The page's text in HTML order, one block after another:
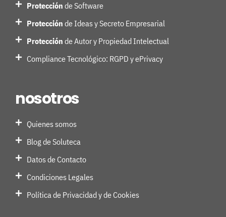
Protección de Software
Protección de Ideas y Secreto Empresarial
Protección de Autor y Propiedad Intelectual
Compliance Tecnológico: RGPD y ePrivacy
nosotros
Quienes somos
Blog de Soluteca
Datos de Contacto
Condiciones Legales
Política de Privacidad y de Cookies